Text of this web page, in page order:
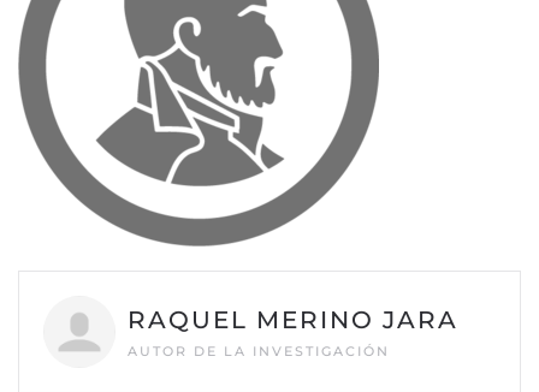
RAQUEL MERINO JARA
AUTOR DE LA INVESTIGACIÓN